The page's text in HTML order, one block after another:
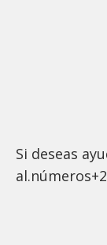
Si deseas